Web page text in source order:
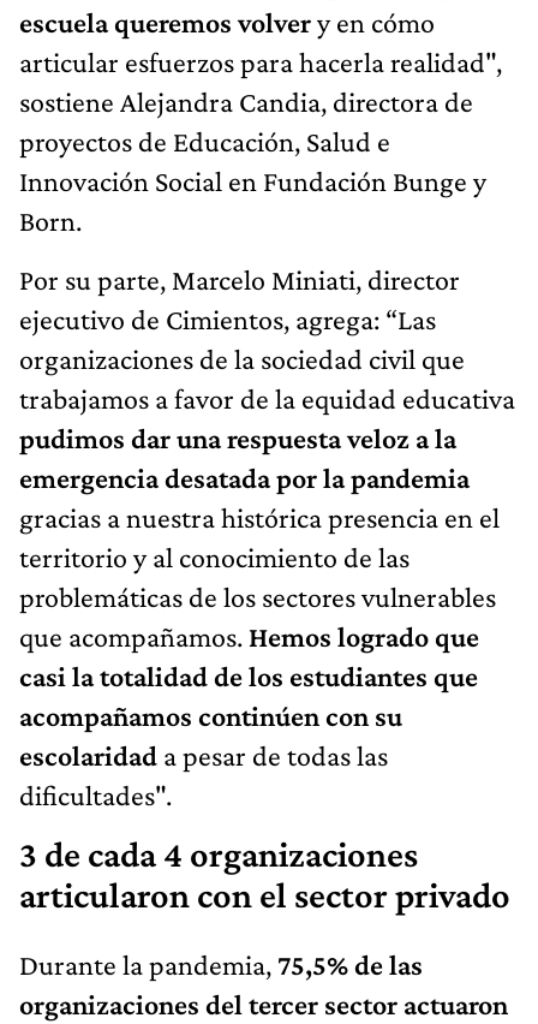
escuela queremos volvery en cómo
articular esfuerzos para hacerla realidad",
sostiene Alejandra Candia, directora de
proyectos de Educación, Salud e
Innovación Social en Fundación Bunge y
Born.
Por su parte, Marcelo Miniati, director
ejecutivo de Cimientos, agrega: “Las
organizaciones de la sociedad civil que
trabajamos a favor de la equidad educativa
pudimos dar una respuesta veloz a la
emergencia desatada por la pandemia
gracias a nuestra histórica presencia en el
territorio y al conocimiento de las
problemáticas de los sectores vulnerables
que acompañamos. Hemos logrado que
casi la totalidad de los estudiantes que
acompañamos continúen con su
escolaridad a pesar de todas las
dificultades".
3 de cada 4 organizaciones
articularon con el sector privado
Durante la pandemia, 75,5% de las
organizaciones del tercer sector actuaron